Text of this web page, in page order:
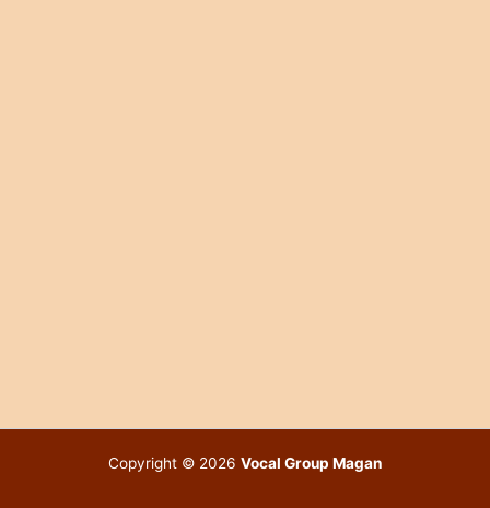
Copyright © 2026 Vocal Group Magan